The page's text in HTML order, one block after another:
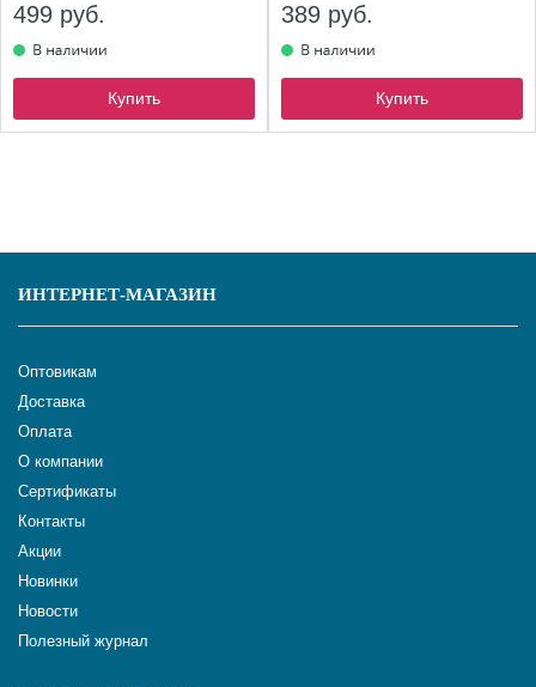
499 руб.
Купить
389 руб.
Купить
ИНТЕРНЕТ-МАГАЗИН
Оптовикам
Доставка
Оплата
О компании
Сертификаты
Контакты
Акции
Новинки
Новости
Полезный журнал